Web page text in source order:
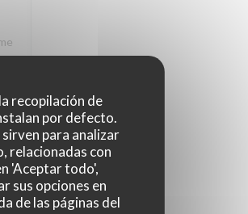
recopilación de
por defecto.
para analizar
relacionadas con
'Aceptar todo',
sus opciones en
de las páginas del
3/5